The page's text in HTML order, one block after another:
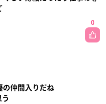
0
の仲間入りだね